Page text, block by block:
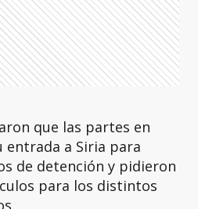
que las partes en
a Siria para
de detención y pidieron
para los distintos